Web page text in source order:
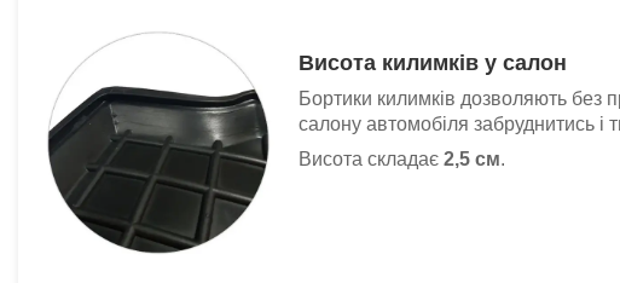
Висота килимків у салон
Бортики килимків дозволяють без
салону автомобіля забруднитись
Висота складає 2,5 см.